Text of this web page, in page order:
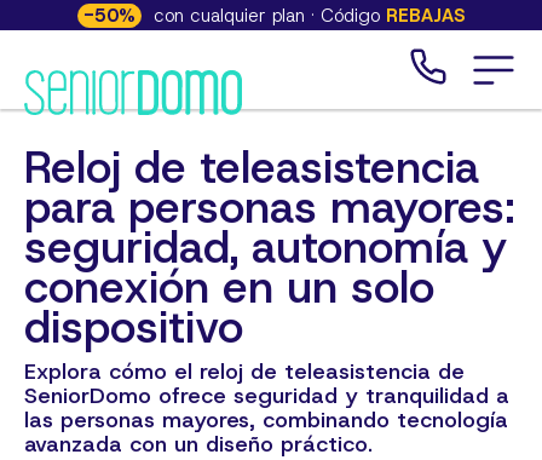
-50% con cualquier plan · Código REBAJAS
Reloj de teleasistencia
para personas mayores:
seguridad, autonomía y
conexión en un solo
dispositivo
Explora cómo el reloj de teleasistencia de
SeniorDomo ofrece seguridad y tranquilidad a
las personas mayores, combinando tecnología
avanzada con un diseño práctico.